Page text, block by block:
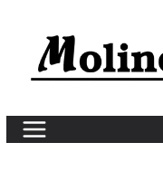
content